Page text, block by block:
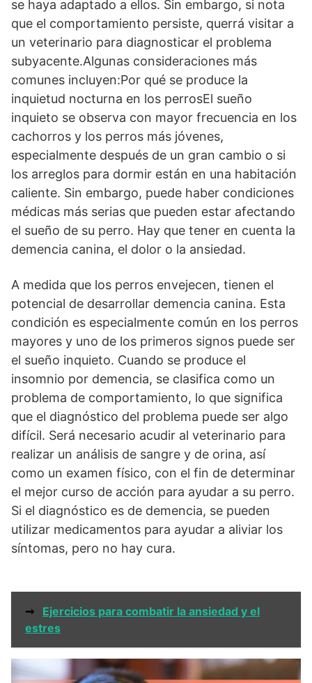
se haya adaptado a ellos. Sin embargo, si nota
que el comportamiento persiste, querrá visitar a
un veterinario para diagnosticar el problema
subyacente.Algunas consideraciones más
comunes incluyen:Por qué se produce la
inquietud nocturna en los perrosEl sueño
inquieto se observa con mayor frecuencia en los
cachorros y los perros más jóvenes,
especialmente después de un gran cambio o si
los arreglos para dormir están en una habitación
caliente. Sin embargo, puede haber condiciones
médicas más serias que pueden estar afectando
el sueño de su perro. Hay que tener en cuenta la
demencia canina, el dolor o la ansiedad.
A medida que los perros envejecen, tienen el
potencial de desarrollar demencia canina. Esta
condición es especialmente común en los perros
mayores y uno de los primeros signos puede ser
el sueño inquieto. Cuando se produce el
insomnio por demencia, se clasifica como un
problema de comportamiento, lo que significa
que el diagnóstico del problema puede ser algo
difícil. Será necesario acudir al veterinario para
realizar un análisis de sangre y de orina, así
como un examen físico, con el fin de determinar
el mejor curso de acción para ayudar a su perro.
Si el diagnóstico es de demencia, se pueden
utilizar medicamentos para ayudar a aliviar los
síntomas, pero no hay cura.
➞
Ejercicios para combatir la ansiedad y el
estres